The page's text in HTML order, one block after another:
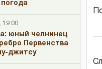
19:00
юный челнинец
Первенства
джитсу